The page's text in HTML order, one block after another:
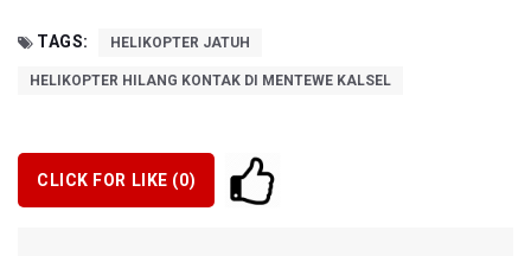
TAGS: HELIKOPTER JATUH
HELIKOPTER HILANG KONTAK DI MENTEWE KALSEL
CLICK FOR LIKE (0)